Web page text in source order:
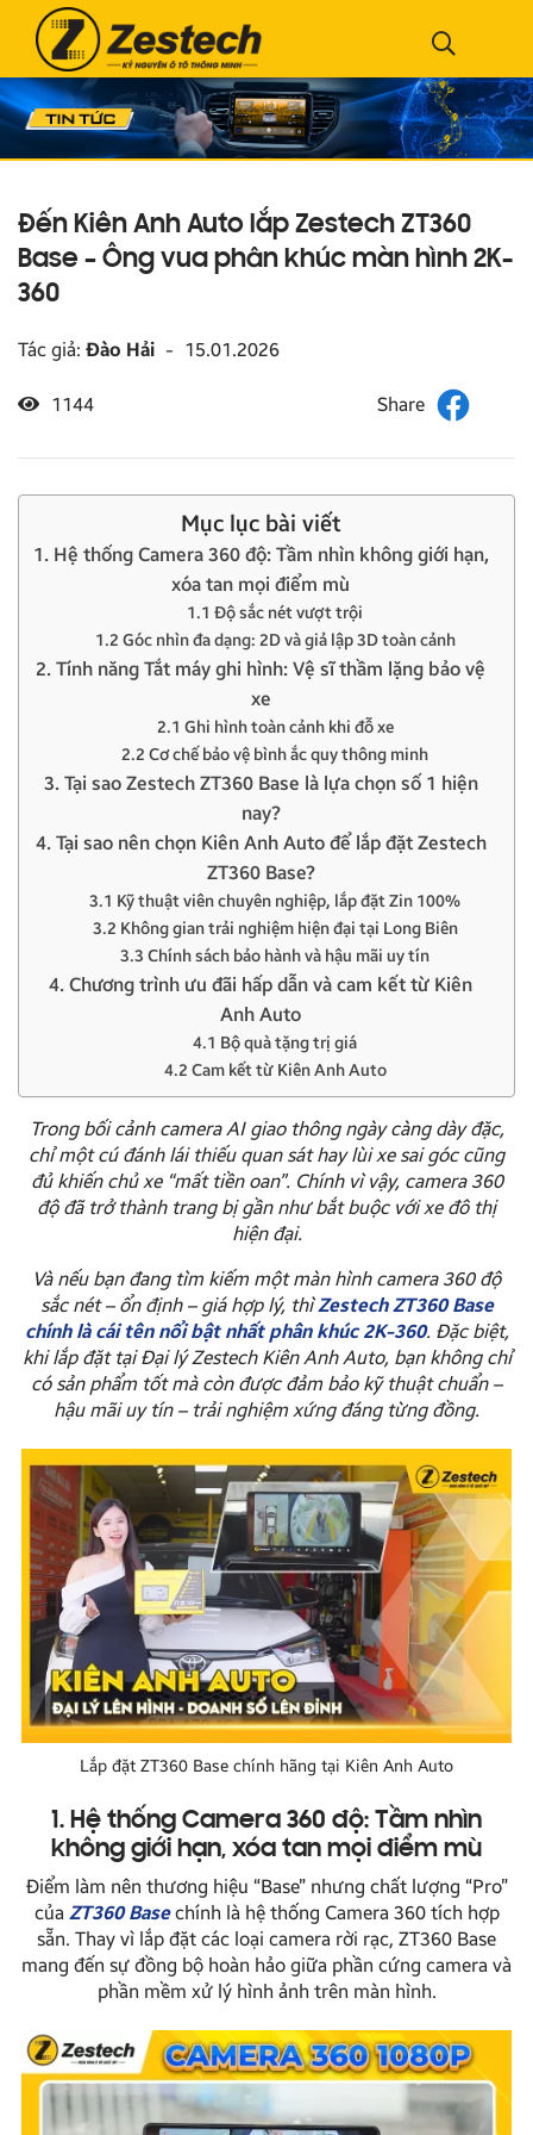
Đến Kiên Anh Auto lắp Zestech ZT360
Base – Ông vua phân khúc màn hình 2K-
360
Tác giả: Đào Hải - 15.01.2026
1144
Mục lục bài viết
1. Hệ thống Camera 360 độ: Tầm nhìn không giới hạn,
xóa tan mọi điểm mù
1.1 Độ sắc nét vượt trội
1.2 Góc nhìn đa dạng: 2D và giả lập 3D toàn cảnh
2. Tính năng Tắt máy ghi hình: Vệ sĩ thầm lặng bảo vệ
xe
2.1 Ghi hình toàn cảnh khi đỗ xe
2.2 Cơ chế bảo vệ bình ắc quy thông minh
3. Tại sao Zestech ZT360 Base là lựa chọn số 1 hiện
nay?
4. Tại sao nên chọn Kiên Anh Auto để lắp đặt Zestech
ZT360 Base?
3.1 Kỹ thuật viên chuyên nghiệp, lắp đặt Zin 100%
3.2 Không gian trải nghiệm hiện đại tại Long Biên
3.3 Chính sách bảo hành và hậu mãi uy tín
4. Chương trình ưu đãi hấp dẫn và cam kết từ Kiên
Anh Auto
4.1 Bộ quà tặng trị giá
4.2 Cam kết từ Kiên Anh Auto
Trong bối cảnh camera AI giao thông ngày càng dày đặc,
chỉ một cú đánh lái thiếu quan sát hay lùi xe sai góc cũng
đủ khiến chủ xe “mất tiền oan”. Chính vì vậy, camera 360
độ đã trở thành trang bị gần như bắt buộc với xe đô thị
hiện đại.
Và nếu bạn đang tìm kiếm một màn hình camera 360 độ
sắc nét – ổn định – giá hợp lý, thìZestech ZT360 Base
chính là cái tên nổi bật nhất phân khúc 2K-360. Đặc biệt,
khi lắp đặt tại Đại lý Zestech Kiên Anh Auto, bạn không chỉ
có sản phẩm tốt mà còn được đảm bảo kỹ thuật chuẩn –
hậu mãi uy tín – trải nghiệm xứng đáng từng đồng.
Lắp đặt ZT360 Base chính hãng tại Kiên Anh Auto
1. Hệ thống Camera 360 độ: Tầm nhìn
không giới hạn, xóa tan mọi điểm mù
Điểm làm nên thương hiệu “Base” nhưng chất lượng “Pro”
của ZT360 Basechính là hệ thống Camera 360 tích hợp
sẵn. Thay vì lắp đặt các loại camera rời rạc, ZT360 Base
mang đến sự đồng bộ hoàn hảo giữa phần cứng camera và
phần mềm xử lý hình ảnh trên màn hình.